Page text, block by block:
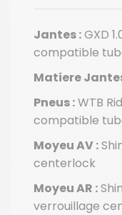
Jantes :GXD
compatible
Matiere
Pneus :WTB
compatible
Moyeu AV :
centerlock
Moyeu AR :
verrouillage